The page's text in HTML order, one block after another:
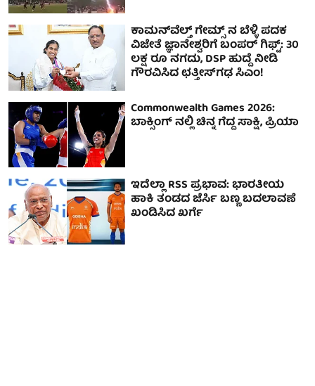
ಕಾಮನ್‌ವೆಲ್ತ್ ಗೇಮ್ಸ್ ನ ಬೆಳ್ಳಿ ಪದಕ
ವಿಜೇತೆ ಜ್ಞಾನೇಶ್ವರಿಗೆ ಬಂಪರ್ ಗಿಫ್ಟ್: 30
ಲಕ್ಷ ರೂ ನಗದು, DSP ಹುದ್ದೆ ನೀಡಿ
ಗೌರವಿಸಿದ ಛತ್ತೀಸ್‌ಗಢ ಸಿಎಂ!
Commonwealth Games 2026:
ಬಾಕ್ಸಿಂಗ್ ನಲ್ಲಿ ಚಿನ್ನ ಗೆದ್ದ ಸಾಕ್ಷಿ, ಪ್ರಿಯಾ
ಇದೆಲ್ಲಾ RSS ಪ್ರಭಾವ: ಭಾರತೀಯ
ಹಾಕಿ ತಂಡದ ಜೆರ್ಸಿ ಬಣ್ಣ ಬದಲಾವಣೆ
ಖಂಡಿಸಿದ ಖರ್ಗೆ